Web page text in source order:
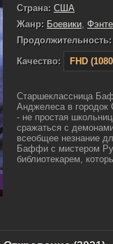
Страна: США
Жанр: Боевики
Продолжительность:
Качество:
FHD
Старшеклассница
Анджелеса в
- не простая
сражаться с
всеобщее незнание
Баффи с мистером
библиотекарем,